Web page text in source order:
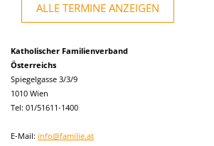
ALLE TERMINE ANZEIGEN
Katholischer Familienverband
Österreichs
Spiegelgasse 3/3/9
1010 Wien
Tel: 01/51611-1400
E-Mail: info@familie.at